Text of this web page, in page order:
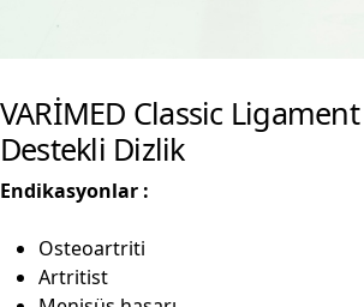
VARİMED Classic
Destekli Dizlik
Endikasyonlar :
Osteoartriti
Artritist